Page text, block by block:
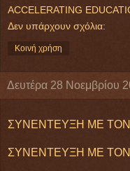
ACCELERATING
Δεν υπάρχουν σχόλια:
Κοινή χρήση
Δευτέρα 28 Νοεμβρίου
ΣΥΝΕΝΤΕΥΞΗ ΜΕ ΤΟΝ
ΣΥΝΕΝΤΕΥΞΗ ΜΕ ΤΟΝ